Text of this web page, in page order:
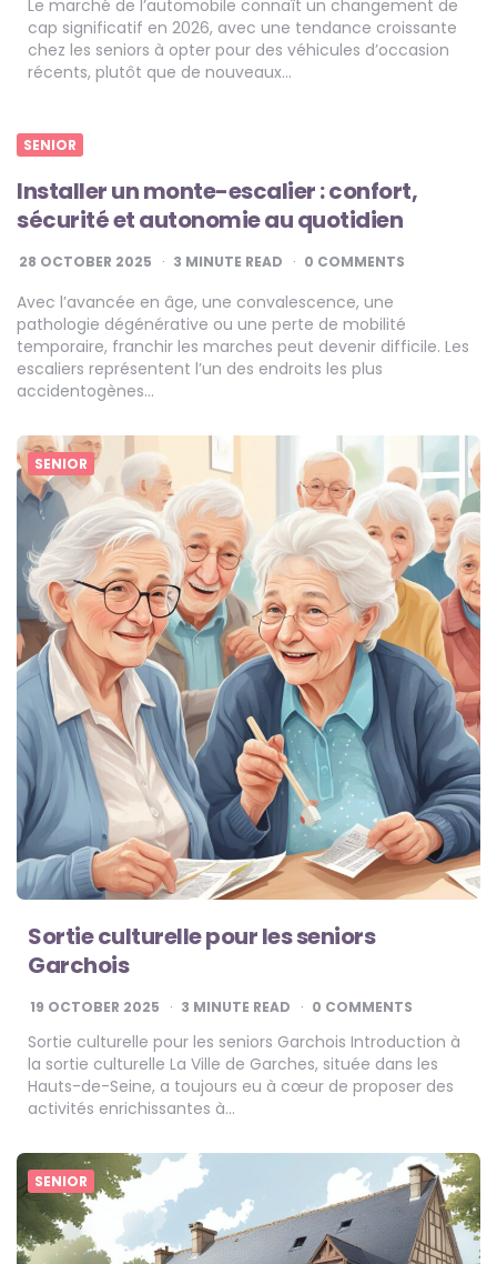
Le marché de l’automobile connaît un changement de
cap significatif en 2026, avec une tendance croissante
chez les seniors à opter pour des véhicules d’occasion
récents, plutôt que de nouveaux…
SENIOR
Installer un monte-escalier : confort,
sécurité et autonomie au quotidien
28 OCTOBER 2025 3 MINUTE READ 0 COMMENTS
Avec l’avancée en âge, une convalescence, une
pathologie dégénérative ou une perte de mobilité
temporaire, franchir les marches peut devenir difficile. Les
escaliers représentent l’un des endroits les plus
accidentogènes…
SENIOR
Sortie culturelle pour les seniors
Garchois
19 OCTOBER 2025 3 MINUTE READ 0 COMMENTS
Sortie culturelle pour les seniors Garchois Introduction à
la sortie culturelle La Ville de Garches, située dans les
Hauts-de-Seine, a toujours eu à cœur de proposer des
activités enrichissantes à…
SENIOR